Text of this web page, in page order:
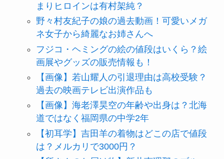
まりヒロインは有村架純？
野々村友紀子の娘の過去動画！可愛いメガ
ネ女子から綺麗なお姉さんへ
フジコ・ヘミングの絵の値段はいくら？絵
画展やグッズの販売情報も！
【画像】若山耀人の引退理由は高校受験？
過去の映画テレビ出演作品も
【画像】海老澤昊空の年齢や出身は？北海
道ではなく福岡県の中学2年
【初耳学】吉田羊の着物はどこの店で値段
は？メルカリで3000円？